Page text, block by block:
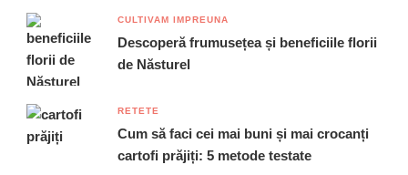
CULTIVAM IMPREUNA
Descoperă frumusețea și beneficiile florii
de Năsturel
RETETE
Cum să faci cei mai buni și mai crocanți
cartofi prăjiți: 5 metode testate